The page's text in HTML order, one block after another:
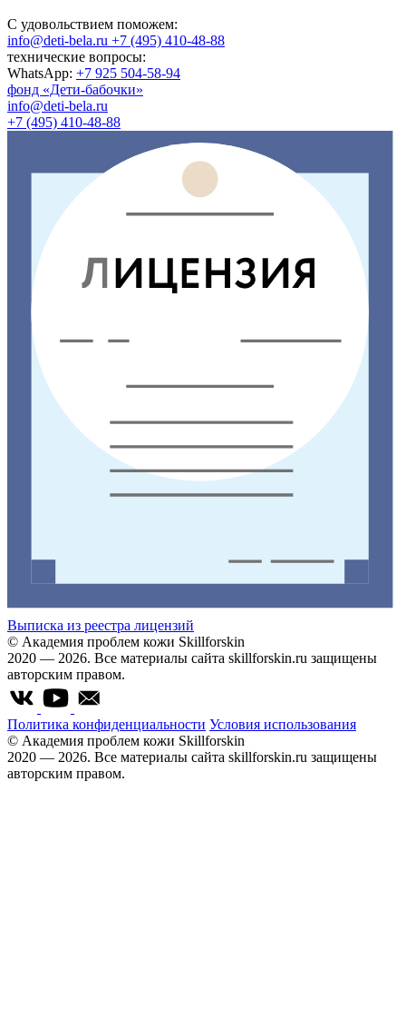
С удовольствием поможем:
info@deti-bela.ru +7 (495) 410-48-88
технические вопросы:
WhatsApp: +7 925 504-58-94
фонд «Дети-бабочки»
info@deti-bela.ru
+7 (495) 410-48-88
Выписка из реестра лицензий
© Академия проблем кожи Skillforskin
2020 — 2026. Все материалы сайта skillforskin.ru защищены
авторским правом.
Политика конфиденциальности Условия использования
© Академия проблем кожи Skillforskin
2020 — 2026. Все материалы сайта skillforskin.ru защищены
авторским правом.